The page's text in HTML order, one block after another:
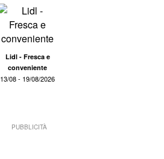
Lidl - Fresca e
conveniente
13/08 - 19/08/2026
PUBBLICITÀ